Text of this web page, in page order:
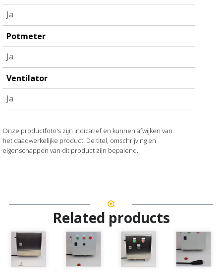
Ja
Potmeter
Ja
Ventilator
Ja
Onze productfoto's zijn indicatief en kunnen afwijken van
het daadwerkelijke product. De titel, omschrijving en
eigenschappen van dit product zijn bepalend.
Related products